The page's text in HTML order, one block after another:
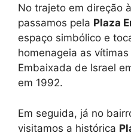
No trajeto em direção à
passamos pela Plaza
espaço simbólico e
homenageia as
Embaixada de Israel
em 1992.
Em seguida, já no
visitamos a histórica